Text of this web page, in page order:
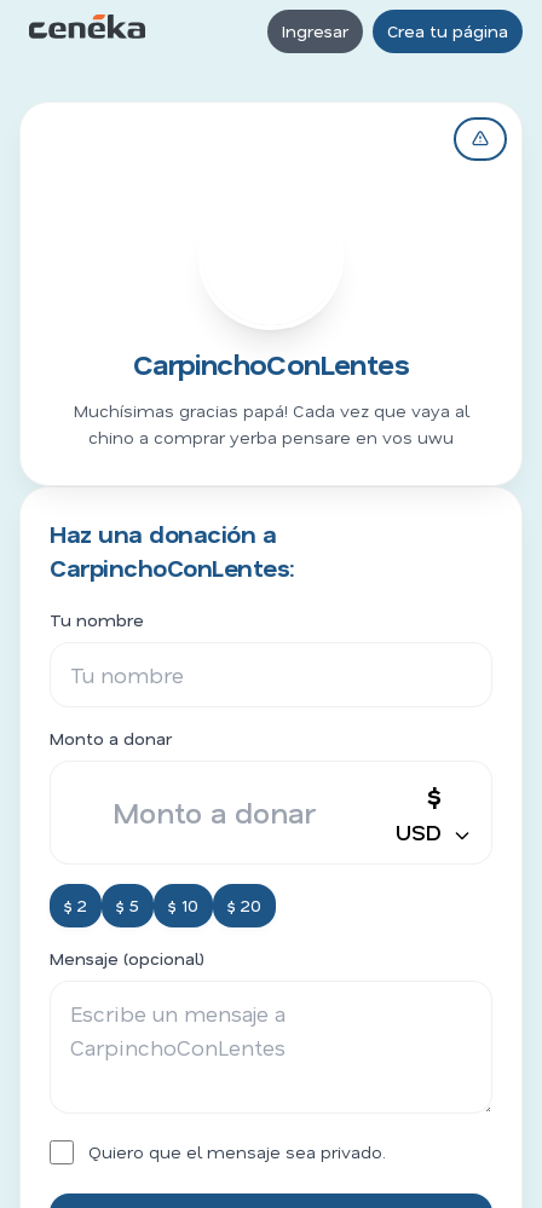
Ingresar Crea tu página
CarpinchoConLentes
Muchísimas gracias papá! Cada vez que vaya al
chino a comprar yerba pensare en vos uwu
Haz una donación a
CarpinchoConLentes:
Tu nombre
Monto a donar
$
USD
$ 2 $ 5 $ 10 $ 20
Mensaje (opcional)
Quiero que el mensaje sea privado.